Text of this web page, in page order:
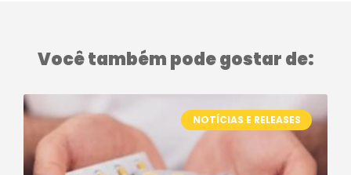
Você também pode gostar de:
NOTÍCIAS E RELEASES